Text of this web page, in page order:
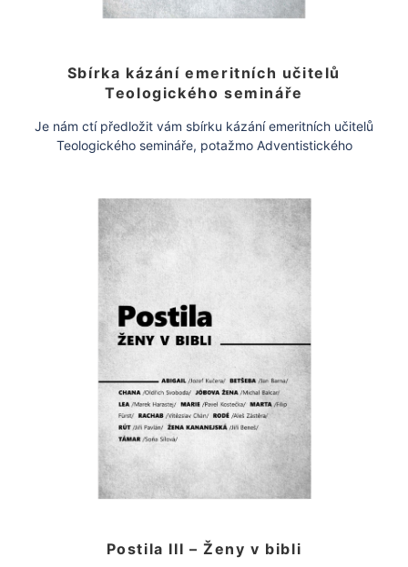
Sbírka kázání emeritních učitelů
Teologického semináře
Je nám ctí předložit vám sbírku kázání emeritních učitelů
Teologického semináře, potažmo Adventistického
Postila III – Ženy v bibli